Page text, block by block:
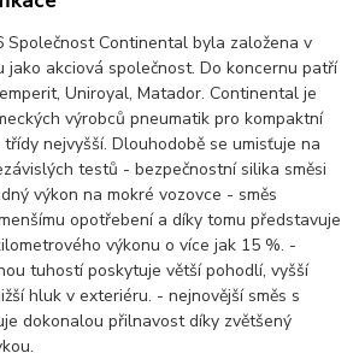
Společnost Continental byla založena v
jako akciová společnost. Do koncernu patří
Uniroyal, Matador. Continental je
výrobců pneumatik pro kompaktní
nejvyšší. Dlouhodobě se umisťuje na
testů - bezpečnostní silika směsi
výkon na mokré vozovce - směs
opotřebení a díky tomu představuje
výkonu o více jak 15 %. -
tuhostí poskytuje větší pohodlí, vyšší
hluk v exteriéru. - nejnovější směs s
dokonalou přilnavost díky zvětšený